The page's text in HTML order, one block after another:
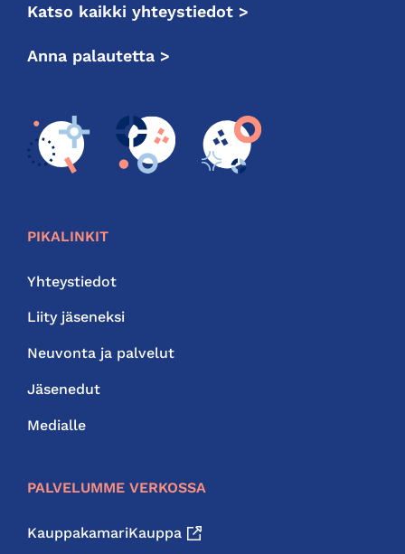
Katso kaikki yhteystiedot >
Anna palautetta >
PIKALINKIT
Yhteystiedot
Liity jäseneksi
Neuvonta ja palvelut
Jäsenedut
Medialle
PALVELUMME VERKOSSA
KauppakamariKauppa